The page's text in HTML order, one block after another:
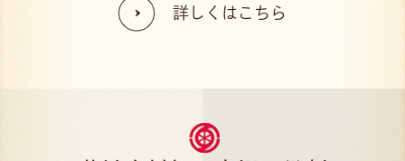
詳しくはこちら